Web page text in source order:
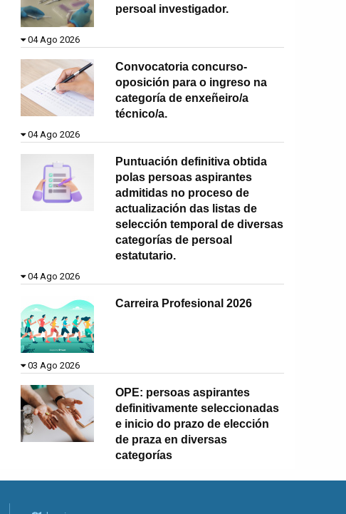
persoal investigador.
04 Ago 2026
Convocatoria concurso-
oposición para o ingreso na
categoría de enxeñeiro/a
técnico/a.
04 Ago 2026
Puntuación definitiva obtida
polas persoas aspirantes
admitidas no proceso de
actualización das listas de
selección temporal de diversas
categorías de persoal
estatutario.
04 Ago 2026
Carreira Profesional 2026
03 Ago 2026
OPE: persoas aspirantes
definitivamente seleccionadas
e inicio do prazo de elección
de praza en diversas
categorías